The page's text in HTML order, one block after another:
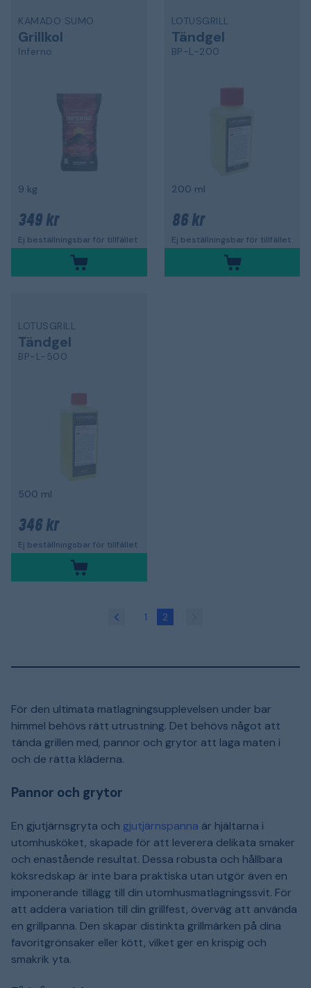
KAMADO SUMO
Grillkol
Inferno
9 kg
349 kr
Ej beställningsbar för tillfället
LOTUSGRILL
Tändgel
BP-L-200
200 ml
86 kr
Ej beställningsbar för tillfället
LOTUSGRILL
Tändgel
BP-L-500
500 ml
346 kr
Ej beställningsbar för tillfället
1 2
För den ultimata matlagningsupplevelsen under bar
himmel behövs rätt utrustning. Det behövs något att
tända grillen med, pannor och grytor att laga maten i
och de rätta kläderna.
Pannor och grytor
En gjutjärnsgryta och gjutjärnspanna är hjältarna i
utomhusköket, skapade för att leverera delikata smaker
och enastående resultat. Dessa robusta och hållbara
köksredskap är inte bara praktiska utan utgör även en
imponerande tillägg till din utomhusmatlagningssvit. För
att addera variation till din grillfest, överväg att använda
en grillpanna. Den skapar distinkta grillmärken på dina
favoritgrönsaker eller kött, vilket ger en krispig och
smakrik yta.